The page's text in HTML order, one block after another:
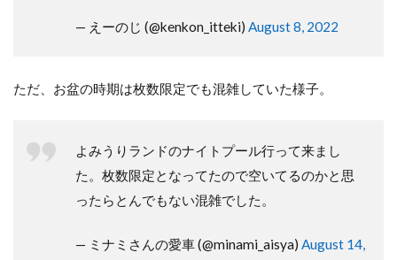
— えーのじ (@kenkon_itteki) August 8, 2022
ただ、お盆の時期は枚数限定でも混雑していた様子。
よみうりランドのナイトプール行って来まし
た。枚数限定となってたので空いてるのかと思
ったらとんでもない混雑でした。
— ミナミさんの愛車 (@minami_aisya) August 14,